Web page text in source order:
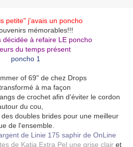
petite" j'avais un poncho
mémorables!!!
décidée à refaire LE poncho
du temps présent
of 69" de chez Drops
à ma façon
de crochet afin d'éviter le cordon
du cou,
doubles brides pour une meilleur
de l'ensemble.
de Linie 175 saphir de OnLine
de Katia Extra Pel une grise clair et